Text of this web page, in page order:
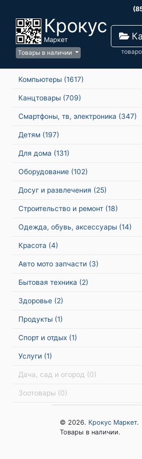
Крокус
Маркет
Товары в наличии
Компьютеры (1617)
Канцтовары (709)
Смартфоны, тв, электроника (347)
Детям (197)
Для дома (131)
Оборудование (102)
Досуг и развлечения (25)
Строительство и ремонт (18)
Одежда, обувь, аксессуары (14)
Красота (4)
Авто мото запчасти (3)
Бытовая техника (2)
Здоровье (2)
Продукты (1)
Спорт и отдых (1)
Услуги (1)
Дача, сад и огород (0)
Зоотовары (0)
© 2026. Крокус Маркет.
Товары в наличии.